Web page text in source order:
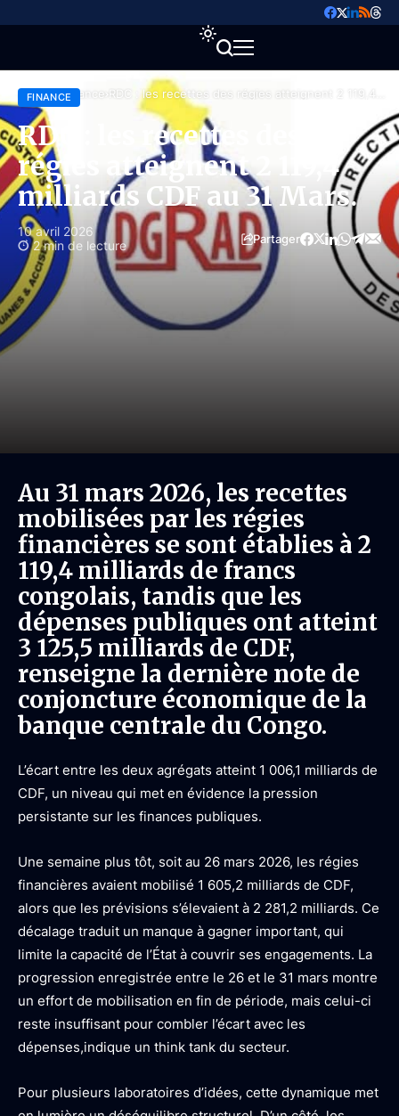
Accueil Finance
RDC : les recettes des régies atteignent 2 119,4
milliards CDF au 31 Mars.
FINANCE
RDC : les recettes des
régies atteignent 2 119,4
milliards CDF au 31 Mars.
10 avril 2026
2 min de lecture
Partager
Au 31 mars 2026, les recettes
mobilisées par les régies
financières se sont établies à 2
119,4 milliards de francs
congolais, tandis que les
dépenses publiques ont atteint
3 125,5 milliards de CDF,
renseigne la dernière note de
conjoncture économique de la
banque centrale du Congo.
L’écart entre les deux agrégats atteint 1 006,1 milliards de
CDF, un niveau qui met en évidence la pression
persistante sur les finances publiques.
Une semaine plus tôt, soit au 26 mars 2026, les régies
financières avaient mobilisé 1 605,2 milliards de CDF,
alors que les prévisions s’élevaient à 2 281,2 milliards. Ce
décalage traduit un manque à gagner important, qui
limite la capacité de l’État à couvrir ses engagements. La
progression enregistrée entre le 26 et le 31 mars montre
un effort de mobilisation en fin de période, mais celui-ci
reste insuffisant pour combler l’écart avec les
dépenses,indique un think tank du secteur.
Pour plusieurs laboratoires d’idées, cette dynamique met